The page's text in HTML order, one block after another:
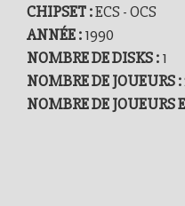
CHIPSET :ECS - OCS
ANNÉE :1990
NOMBRE DE DISKS :1
NOMBRE DE JOUEURS :
NOMBRE DE